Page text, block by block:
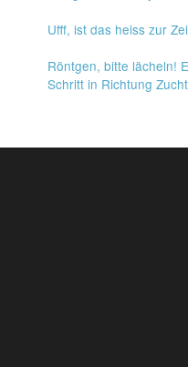
Ufff, ist das heiss zur
Röntgen, bitte lächeln!
Schritt in Richtung